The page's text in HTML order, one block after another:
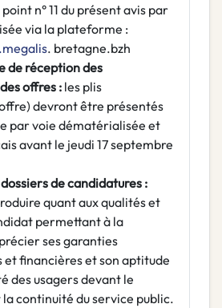
n° 11 du présent avis par
via la plateforme :
. bretagne.bzh
de réception des
offres : les plis
devront être présentés
par voie dématérialisée et
avant le jeudi 17 septembre
de candidatures :
quant aux qualités et
permettant à la
ses garanties
et financières et son aptitude
des usagers devant le
continuité du service public.